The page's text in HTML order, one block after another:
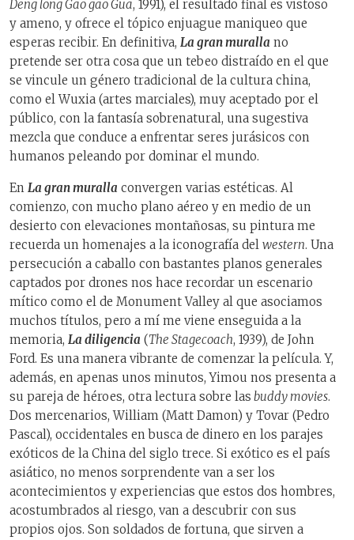
Deng long Gao gao Gua, 1991), el resultado final es vistoso
y ameno, y ofrece el tópico enjuague maniqueo que
esperas recibir. En definitiva, La gran muralla no
pretende ser otra cosa que un tebeo distraído en el que
se vincule un género tradicional de la cultura china,
como el Wuxia (artes marciales), muy aceptado por el
público, con la fantasía sobrenatural, una sugestiva
mezcla que conduce a enfrentar seres jurásicos con
humanos peleando por dominar el mundo.
En La gran muralla convergen varias estéticas. Al
comienzo, con mucho plano aéreo y en medio de un
desierto con elevaciones montañosas, su pintura me
recuerda un homenajes a la iconografía del western. Una
persecución a caballo con bastantes planos generales
captados por drones nos hace recordar un escenario
mítico como el de Monument Valley al que asociamos
muchos títulos, pero a mí me viene enseguida a la
memoria, La diligencia (The Stagecoach, 1939), de John
Ford. Es una manera vibrante de comenzar la película. Y,
además, en apenas unos minutos, Yimou nos presenta a
su pareja de héroes, otra lectura sobre las buddy movies.
Dos mercenarios, William (Matt Damon) y Tovar (Pedro
Pascal), occidentales en busca de dinero en los parajes
exóticos de la China del siglo trece. Si exótico es el país
asiático, no menos sorprendente van a ser los
acontecimientos y experiencias que estos dos hombres,
acostumbrados al riesgo, van a descubrir con sus
propios ojos. Son soldados de fortuna, que sirven a